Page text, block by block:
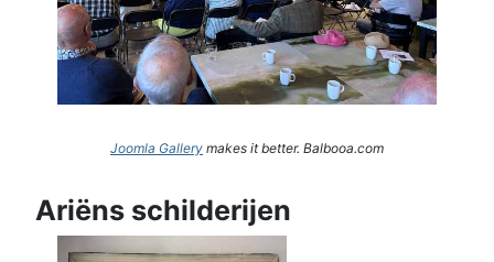
Joomla Gallery makes it better. Balbooa.com
Ariëns schilderijen